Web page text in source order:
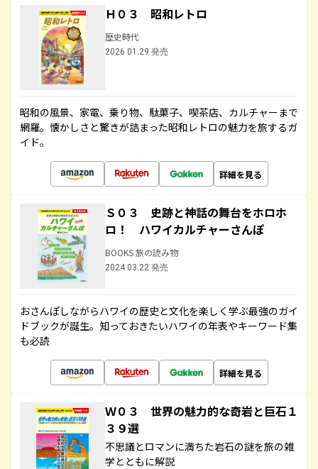
Ｈ０３ 昭和レトロ
歴史時代
2026.01.29 発売
昭和の風景、家電、乗り物、駄菓子、喫茶店、カルチャーまで
網羅。懐かしさと驚きが詰まった昭和レトロの魅力を旅するガ
イド。
詳細を見る
Ｓ０３ 史跡と神話の舞台をホロホ
ロ！ ハワイカルチャーさんぽ
BOOKS 旅の読み物
2024.03.22 発売
おさんぽしながらハワイの歴史と文化を楽しく学ぶ最強のガイ
ドブックが誕生。知っておきたいハワイの年表やキーワード集
も必読
詳細を見る
Ｗ０３ 世界の魅力的な奇岩と巨石１
３９選
不思議とロマンに満ちた岩石の謎を旅の雑
学とともに解説